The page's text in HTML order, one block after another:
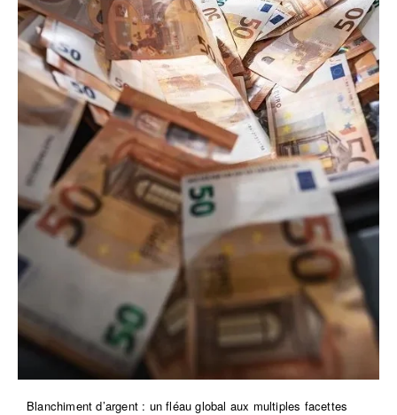
Blanchiment d’argent : un fléau global aux multiples facettes